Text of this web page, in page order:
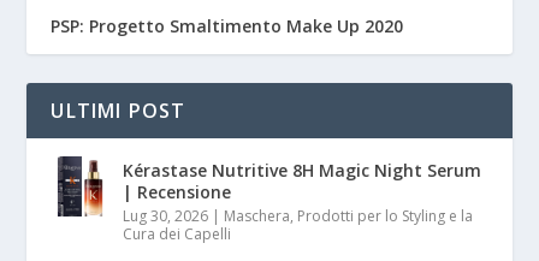
PSP: Progetto Smaltimento Make Up 2020
ULTIMI POST
Kérastase Nutritive 8H Magic Night Serum
| Recensione
Lug 30, 2026 | Maschera, Prodotti per lo Styling e la
Cura dei Capelli